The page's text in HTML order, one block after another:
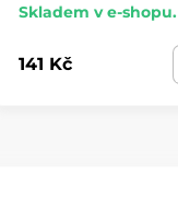
Skladem v e-shopu.
141 Kč